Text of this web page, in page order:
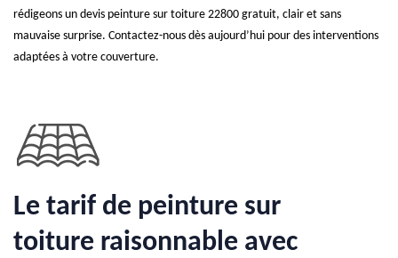
rédigeons un devis peinture sur toiture 22800 gratuit, clair et sans
mauvaise surprise. Contactez-nous dès aujourd’hui pour des interventions
adaptées à votre couverture.
Le tarif de peinture sur
toiture raisonnable avec